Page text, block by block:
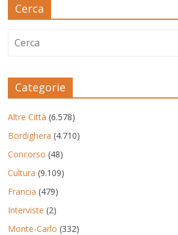
Cerca
Categorie
Altre Città (6.578)
Bordighera (4.710)
Concorso (48)
Cultura (9.109)
Francia (479)
Interviste (2)
Monte-Carlo (332)